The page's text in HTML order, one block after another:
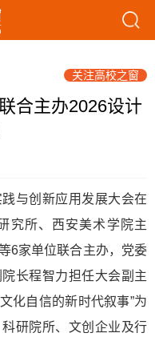
关注高校之窗
合主办2026设计
与创新应用发展大会在
究所、西安美术学院主
6家单位联合主办，党委
长程智力担任大会副主
化自信的新时代叙事”为
研院所、文创企业及行